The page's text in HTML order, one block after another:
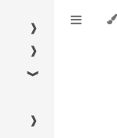
❱
❱
❱
❱